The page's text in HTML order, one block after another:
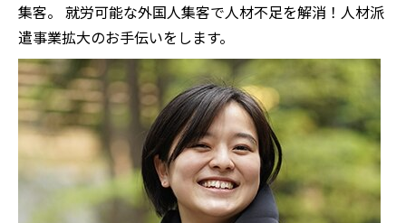
集客。 就労可能な外国人集客で人材不足を解消！人材派
遣事業拡大のお手伝いをします。